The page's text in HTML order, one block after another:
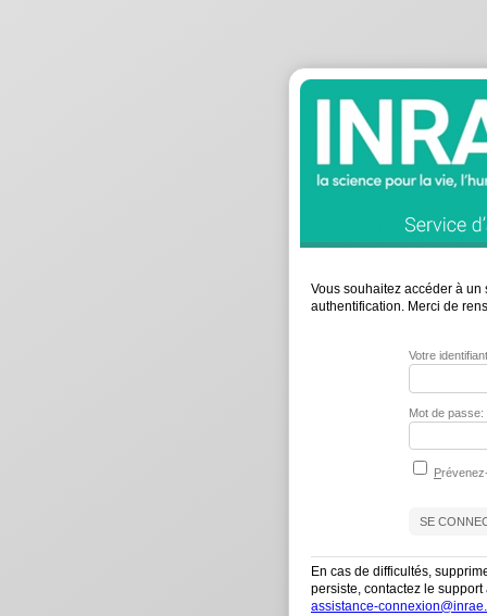
Vous souhaitez accéder à
authentification. Merci de
Votre
Mot de passe:
P
En cas de difficultés,
persiste, contactez le
assistance-